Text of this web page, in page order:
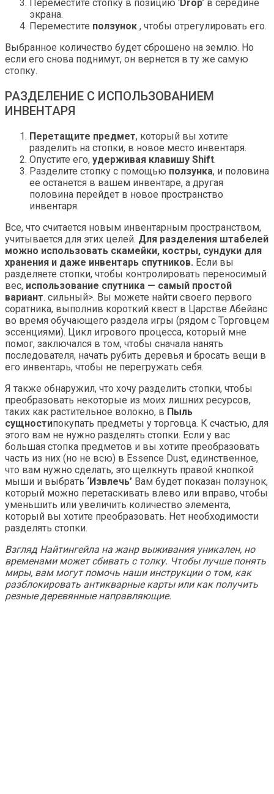
Переместите стопку в позицию ‘Drop’ в середине
экрана.
Переместите ползунок , чтобы отрегулировать его.
Выбранное количество будет сброшено на землю. Но
если его снова поднимут, он вернется в ту же самую
стопку.
РАЗДЕЛЕНИЕ С ИСПОЛЬЗОВАНИЕМ
ИНВЕНТАРЯ
Перетащите предмет, который вы хотите
разделить на стопки, в новое место инвентаря.
Опустите его, удерживая клавишу Shift.
Разделите стопку с помощью ползунка, и половина
ее останется в вашем инвентаре, а другая
половина перейдет в новое пространство
инвентаря.
Все, что считается новым инвентарным пространством,
учитывается для этих целей. Для разделения штабелей
можно использовать скамейки, костры, сундуки для
хранения и даже инвентарь спутников. Если вы
разделяете стопки, чтобы контролировать переносимый
вес, использование спутника — самый простой
вариант. сильный>. Вы можете найти своего первого
соратника, выполнив короткий квест в Царстве Абейанс
во время обучающего раздела игры (рядом с Торговцем
эссенциями). Цикл игрового процесса, который мне
помог, заключался в том, чтобы сначала нанять
последователя, начать рубить деревья и бросать вещи в
его инвентарь, чтобы не перегружать себя.
Я также обнаружил, что хочу разделить стопки, чтобы
преобразовать некоторые из моих лишних ресурсов,
таких как растительное волокно, в Пыль
сущностипокупать предметы у торговца. К счастью, для
этого вам не нужно разделять стопки. Если у вас
большая стопка предметов и вы хотите преобразовать
часть из них (но не всю) в Essence Dust, единственное,
что вам нужно сделать, это щелкнуть правой кнопкой
мыши и выбрать ‘Извлечь’ Вам будет показан ползунок,
который можно перетаскивать влево или вправо, чтобы
уменьшить или увеличить количество элемента,
который вы хотите преобразовать. Нет необходимости
разделять стопки.
Взгляд Найтингейла на жанр выживания уникален, но
временами может сбивать с толку. Чтобы лучше понять
миры, вам могут помочь наши инструкции о том, как
разблокировать антикварные карты или как получить
резные деревянные направляющие.